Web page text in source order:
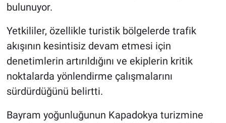
bulunuyor.
Yetkililer, özellikle turistik bölgelerde trafik
akışının kesintisiz devam etmesi için
denetimlerin artırıldığını ve ekiplerin kritik
noktalarda yönlendirme çalışmalarını
sürdürdüğünü belirtti.
Bayram yoğunluğunun Kapadokya turizmine